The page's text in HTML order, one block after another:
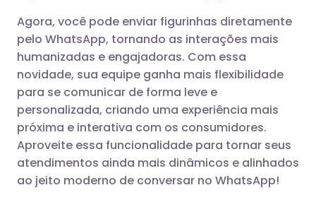
Agora, você pode enviar figurinhas diretamente
pelo WhatsApp, tornando as interações mais
humanizadas e engajadoras. Com essa
novidade, sua equipe ganha mais flexibilidade
para se comunicar de forma leve e
personalizada, criando uma experiência mais
próxima e interativa com os consumidores.
Aproveite essa funcionalidade para tornar seus
atendimentos ainda mais dinâmicos e alinhados
ao jeito moderno de conversar no WhatsApp!